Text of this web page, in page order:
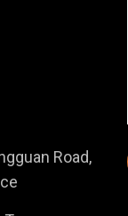
Road,